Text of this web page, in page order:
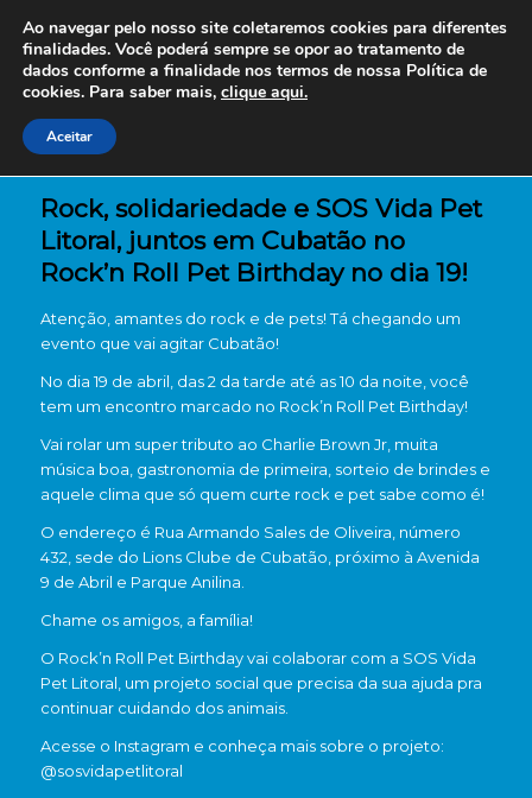
Rock, solidariedade e SOS Vida Pet
Litoral, juntos em Cubatão no
Rock’n Roll Pet Birthday no dia 19!
Atenção, amantes do rock e de pets! Tá chegando um
evento que vai agitar Cubatão!
No dia 19 de abril, das 2 da tarde até as 10 da noite, você
tem um encontro marcado no Rock’n Roll Pet Birthday!
Vai rolar um super tributo ao Charlie Brown Jr, muita
música boa, gastronomia de primeira, sorteio de brindes e
aquele clima que só quem curte rock e pet sabe como é!
O endereço é Rua Armando Sales de Oliveira, número
432, sede do Lions Clube de Cubatão, próximo à Avenida
9 de Abril e Parque Anilina.
Chame os amigos, a família!
O Rock’n Roll Pet Birthday vai colaborar com a SOS Vida
Pet Litoral, um projeto social que precisa da sua ajuda pra
continuar cuidando dos animais.
Acesse o Instagram e conheça mais sobre o projeto:
@sosvidapetlitoral
Ao navegar pelo nosso site coletaremos cookies para diferentes
finalidades. Você poderá sempre se opor ao tratamento de
dados conforme a finalidade nos termos de nossa Política de
cookies. Para saber mais, clique aqui.
Aceitar